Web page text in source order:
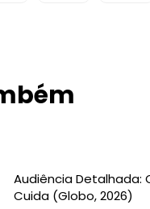
Audiência Detalhada:
Cuida (Globo, 2026)